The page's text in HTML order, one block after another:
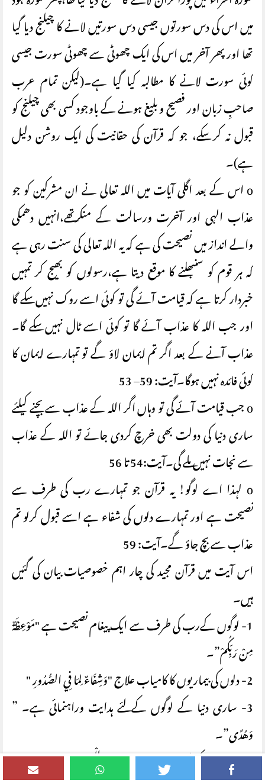
میں اس کی دس سورتوں جیسی دس سورتیں لانے کا چیلنج دیا گیا
تھا اور پھر آخر میں اس کی ایک چھوٹی سے چھوٹی سورت جیسی
کوئی سورت لانے کا مطالبہ کیا گیا ہے۔(لیکن تمام عرب
صاحبِ زبان اور فصیح و بلیغ ہونے کے باوجود کسی بھی چیلنج کو
قبول نہ کر سکے، جو کہ قرآن کی حقانیت کی ایک روشن دلیل
ہے)۔
o اس کے بعد اگلی آیات میں اللہ تعالی نے ان مشرکین کو جو
عذاب الہی اور آخرت ورسالت کے منکرتھے،انہیں دھمکی
والے انداز میں نصیحت کی ہے کہ یہ اللہ تعالی کی سنت رہی ہے
کہ ہر قوم کو سنبھلنے کا موقع دیتا ہے،رسولوں کو بھیج کر تمہیں
خبردار کرتا ہے کہ قیامت آئے گی تو کوئی اسے روک نہیں سکے گا
اور جب اللہ کا عذاب آئے گا تو کوئی اسے ٹال نہیں سکے گا۔
عذاب آنے کے بعد اگر تم ایمان لاؤ گے تو تمہارے ایمان کا
کوئی فائدہ نہیں ہوگا۔آیت: 59– 53
o جب قیامت آئے گی تو وہاں اگر اللہ کے عذاب سے بچنے کیلئے
ساری دنیا کی دولت بھی خرچ کردی جائے تو اللہ کے عذاب
سے نجات نہیں ملے گی۔آیت:54 تا 56
o لہذا اے لوگو! یہ قرآن جو تمہارے رب کی طرف سے
نصیحت ہے اور تمہارے دلوں کی شفاء ہے اسے قبول کرلو تم
عذاب سے بچ جاؤ گے۔آیت: 59
اس آیت میں قرآن مجید کی چار اہم خصوصیات بیان کی گئیں
ہیں۔
1- لوگوں کےرب کی طرف سے ایک پیغام نصیحت ہے "مَوْعِظَةٌ
مِنْ رَبِّكُمْ”۔
2- دلوں کی بیماریوں کا کامیاب علاج "وَشِفَاءٌ لِمَا فِي الصُّدُورِ "
3- ساری دنیا کے لوگوں کے لئے ہدایت وراہنمائی ہے۔ ”
وَهُدًى”۔
4- مومنین کے لئے رحمت ہے۔ "وَرَحْمَةٌ لِلْمُؤْمِنِينَ”۔